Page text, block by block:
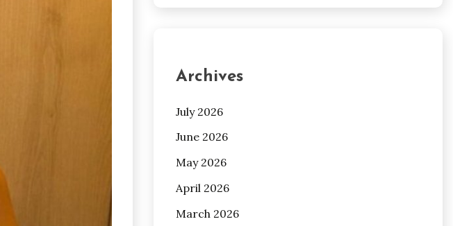
Archives
July 2026
June 2026
May 2026
April 2026
March 2026